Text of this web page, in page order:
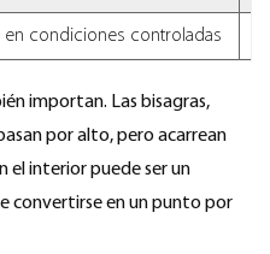
en condiciones controladas
importan. Las bisagras,
por alto, pero acarrean
el interior puede ser un
convertirse en un punto por